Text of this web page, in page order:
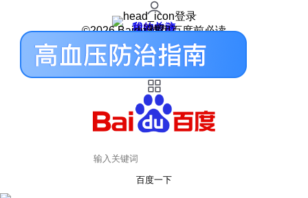
登录
我的关注
我的收藏
皮肤中心
用户反馈
设置
©2026 Baidu 使用百度前必读
百度一下